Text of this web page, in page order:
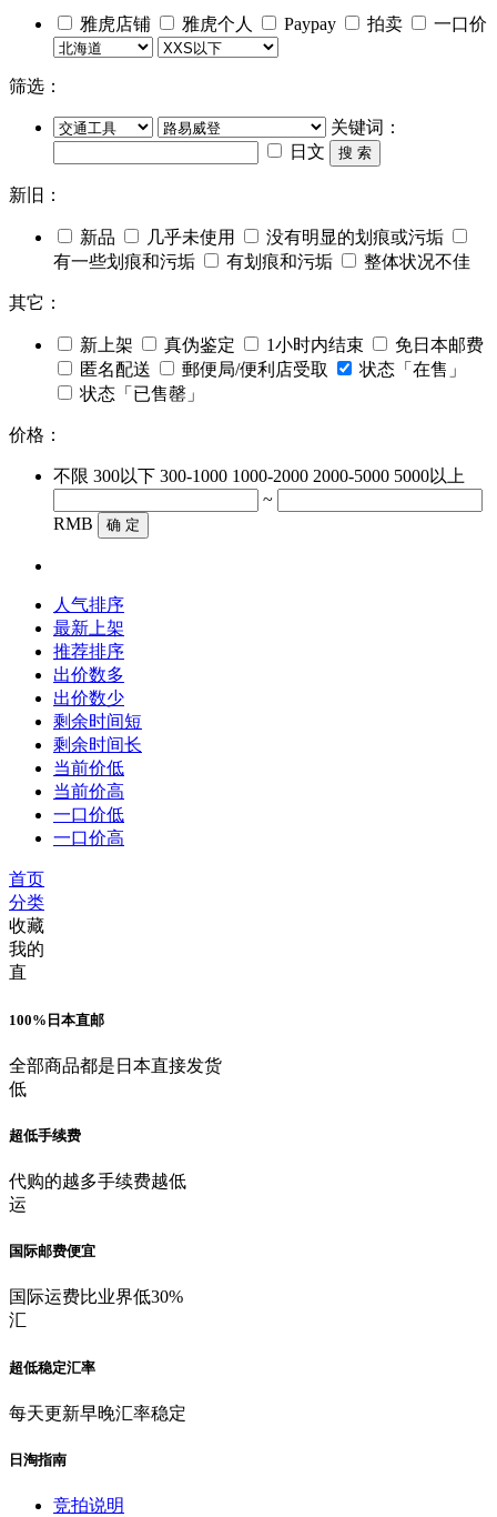
雅虎店铺 雅虎个人 Paypay 拍卖 一口价
筛选：
关键词：
日文
搜 索
新旧：
新品 几乎未使用
没有明显的划痕或污垢
有一些划痕和污垢
有划痕和污垢 整体状况不佳
其它：
新上架 真伪鉴定 1小时内结束
免日本邮费
匿名配送
郵便局/便利店受取
状态「在售」
状态「已售罄」
价格：
不限 300以下 300-1000 1000-2000 2000-5000 5000以上
~
RMB
确 定
人气排序
最新上架
推荐排序
出价数多
出价数少
剩余时间短
剩余时间长
当前价低
当前价高
一口价低
一口价高
首页
分类
收藏
我的
直
100%日本直邮
全部商品都是日本直接发货
低
超低手续费
代购的越多手续费越低
运
国际邮费便宜
国际运费比业界低30%
汇
超低稳定汇率
每天更新早晚汇率稳定
日淘指南
竞拍说明